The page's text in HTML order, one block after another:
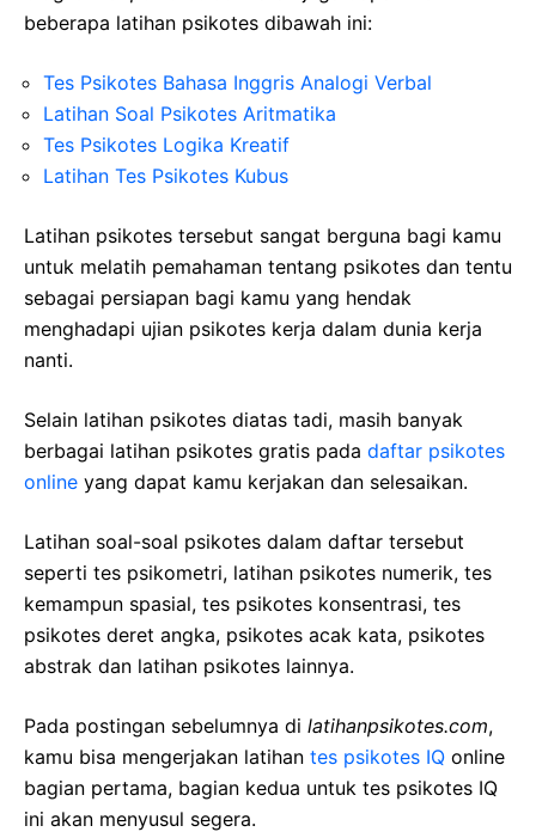
beberapa latihan psikotes dibawah ini:
Tes Psikotes Bahasa Inggris Analogi Verbal
Latihan Soal Psikotes Aritmatika
Tes Psikotes Logika Kreatif
Latihan Tes Psikotes Kubus
Latihan psikotes tersebut sangat berguna bagi kamu
untuk melatih pemahaman tentang psikotes dan tentu
sebagai persiapan bagi kamu yang hendak
menghadapi ujian psikotes kerja dalam dunia kerja
nanti.
Selain latihan psikotes diatas tadi, masih banyak
berbagai latihan psikotes gratis pada daftar psikotes
online yang dapat kamu kerjakan dan selesaikan.
Latihan soal-soal psikotes dalam daftar tersebut
seperti tes psikometri, latihan psikotes numerik, tes
kemampun spasial, tes psikotes konsentrasi, tes
psikotes deret angka, psikotes acak kata, psikotes
abstrak dan latihan psikotes lainnya.
Pada postingan sebelumnya di latihanpsikotes.com,
kamu bisa mengerjakan latihan tes psikotes IQ online
bagian pertama, bagian kedua untuk tes psikotes IQ
ini akan menyusul segera.